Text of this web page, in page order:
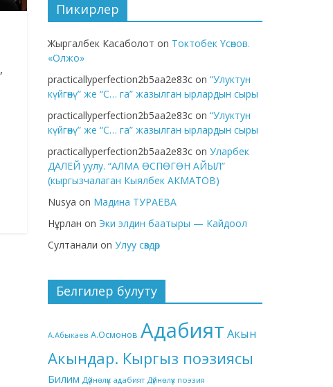
,
Пикирлер
Жыргалбек Касаболот on Токтобек Үсөнов.
«Олжо»
practicallyperfection2b5aa2e83c on “Улуктун
күйгөнү” же “С… га” жазылган ырлардын сыры
practicallyperfection2b5aa2e83c on “Улуктун
күйгөнү” же “С… га” жазылган ырлардын сыры
practicallyperfection2b5aa2e83c on Уларбек
ДАЛЕЙ уулу. “АЛМА ӨСПӨГӨН АЙЫЛ”
(кыргызчалаган Кыялбек АКМАТОВ)
Nusya on Мадина ТУРАЕВА
Нұрлан on Эки элдин баатыры — Кайдоол
Султанали on Улуу сөздөр
Белгилер булуту
А.Абыкаев А.Осмонов Адабият Акын
Акындар. Кыргыз поэзиясы
Билим Дүйнөлүк адабият Дүйнөлүк поэзия